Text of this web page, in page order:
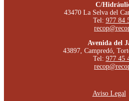
C/
43470 La Selva del
Tel: 977 84
Avenida del
43897, Campredó,
Tel: 977 45
Aviso Legal